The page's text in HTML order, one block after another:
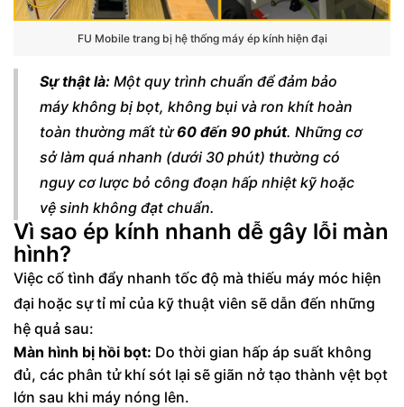
FU Mobile trang bị hệ thống máy ép kính hiện đại
Sự thật là: Một quy trình chuẩn để đảm bảo
máy không bị bọt, không bụi và ron khít hoàn
toàn thường mất từ60 đến 90 phút. Những cơ
sở làm quá nhanh (dưới 30 phút) thường có
nguy cơ lược bỏ công đoạn hấp nhiệt kỹ hoặc
vệ sinh không đạt chuẩn.
Vì sao ép kính nhanh dễ gây lỗi màn
hình?
Việc cố tình đẩy nhanh tốc độ mà thiếu máy móc hiện
đại hoặc sự tỉ mỉ của kỹ thuật viên sẽ dẫn đến những
hệ quả sau:
Màn hình bị hồi bọt: Do thời gian hấp áp suất không
đủ, các phân tử khí sót lại sẽ giãn nở tạo thành vệt bọt
lớn sau khi máy nóng lên.